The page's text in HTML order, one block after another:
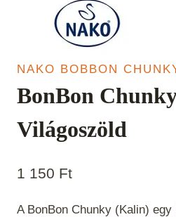
NAKO BOBBON
BonBon
Világoszöld
1 150 Ft
A BonBon Chunky (Kalin)